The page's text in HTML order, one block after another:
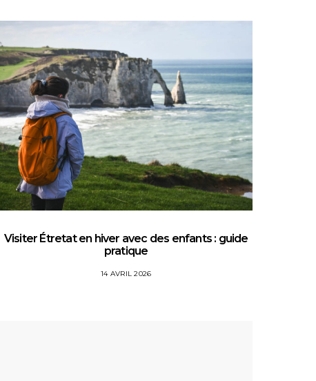
Visiter Étretat en hiver avec des enfants : guide
pratique
14 AVRIL 2026